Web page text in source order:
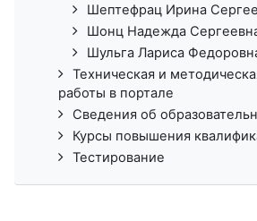
Шептефрац Ирина
Шонц Надежда
Шульга Лариса
Техническая и
работы в портале
Сведения об
Курсы повышения
Тестирование